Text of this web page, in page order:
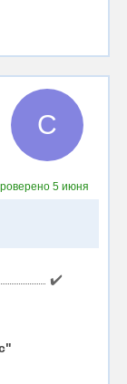
С
5 июня
✔️